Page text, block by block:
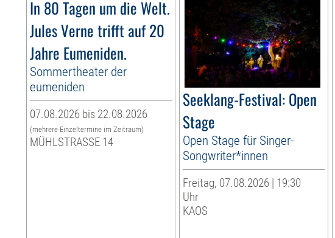
In 80 Tagen um die Welt.
Jules Verne trifft auf 20
Jahre Eumeniden.
Sommertheater der
eumeniden
07.08.2026 bis 22.08.2026
(mehrere Einzeltermine im Zeitraum)
MÜHLSTRASSE 14
Seeklang-Festival: Open
Stage
Open Stage für Singer-
Songwriter*innen
Freitag, 07.08.2026 | 19:30
Uhr
KAOS